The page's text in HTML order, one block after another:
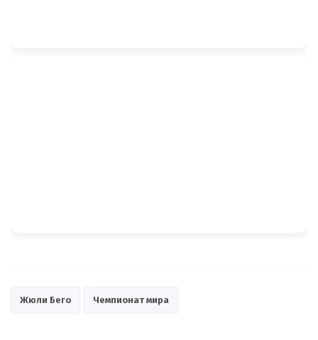
Жюли Бего Чемпионат мира